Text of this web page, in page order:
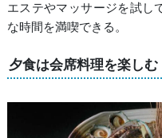
エステやマッサージを試し
な時間を満喫できる。
夕食は会席料理を楽しむ